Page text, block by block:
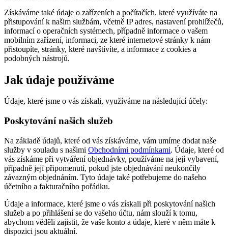
Získáváme také údaje o zařízeních a počítačích, které využíváte na
přistupování k našim službám, včetně IP adres, nastavení prohlížečů,
informací o operačních systémech, případně informace o vašem
mobilním zařízení, informaci, ze které internetové stránky k nám
přistoupíte, stránky, které navštívíte, a informace z cookies a
podobných nástrojů.
Jak údaje používáme
Údaje, které jsme o vás získali, využíváme na následující účely:
Poskytování našich služeb
Na základě údajů, které od vás získáváme, vám umíme dodat naše
služby v souladu s našimi Obchodními podmínkami. Údaje, které od
vás získáme při vytváření objednávky, používáme na její vybavení,
případně její připomenutí, pokud jste objednávání neukončily
závazným objednáním. Tyto údaje také potřebujeme do našeho
účetního a fakturačního pořádku.
Údaje a informace, které jsme o vás získali při poskytování našich
služeb a po přihlášení se do vašeho účtu, nám slouží k tomu,
abychom věděli zajistit, že vaše konto a údaje, které v něm máte k
dispozici jsou aktuální.